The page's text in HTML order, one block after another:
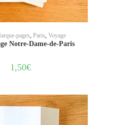
AU PANIER
pages, Paris, Voyage
Notre-Dame-de-Paris
1,50€